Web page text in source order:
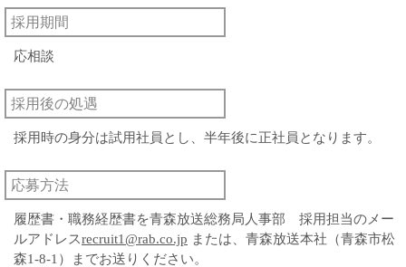
採用期間
応相談
採用後の処遇
採用時の身分は試用社員とし、半年後に正社員となります。
応募方法
履歴書・職務経歴書を青森放送総務局人事部 採用担当のメー
ルアドレスrecruit1@rab.co.jp または、青森放送本社（青森市松
森1-8-1）までお送りください。